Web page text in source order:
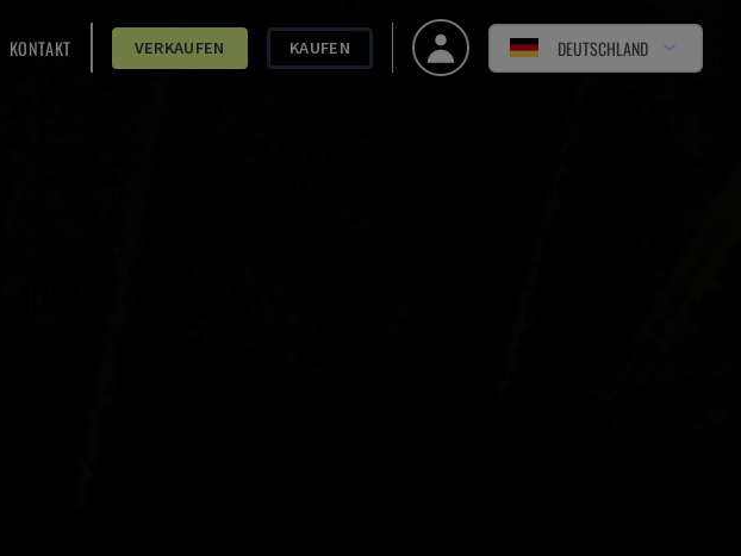
KONTAKT VERKAUFEN KAUFEN DEUTSCHLAND